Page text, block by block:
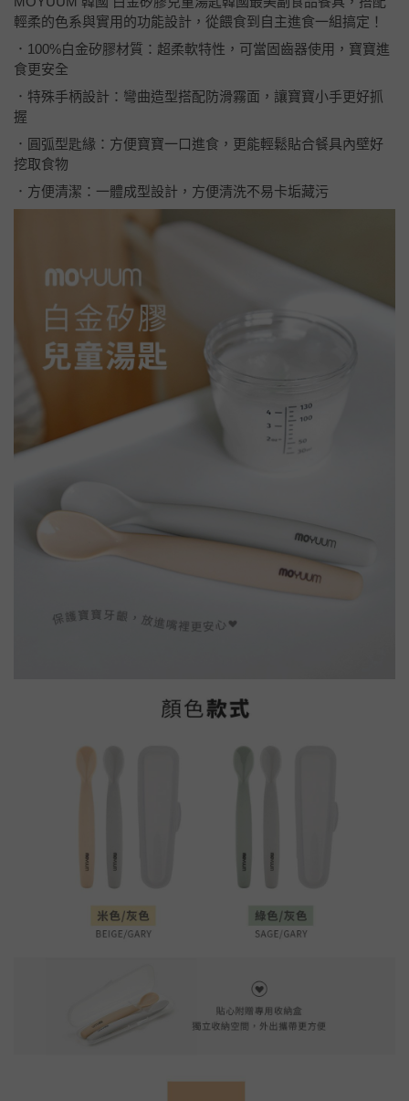
輕柔的色系與實用的功能設計，從餵食到自主進食一組搞定！
．100%白金矽膠材質：超柔軟特性，可當固齒器使用，寶寶進
食更安全
．特殊手柄設計：彎曲造型搭配防滑霧面，讓寶寶小手更好抓
握
．圓弧型匙緣：方便寶寶一口進食，更能輕鬆貼合餐具內壁好
挖取食物
．方便清潔：一體成型設計，方便清洗不易卡垢藏污